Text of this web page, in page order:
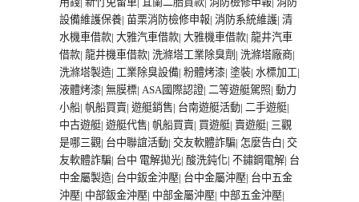
設備維護保養| 苗栗消防檢修申報| 消防系統維護| 清
水機車借款| 大雅汽車借款| 大雅機車借款| 龍井汽車
借款| 龍井機車借款| 洗滌塔工業除臭劑 | 洗滌塔廠商|
洗滌塔製造| 工業除臭設備| 粉體烤漆| 塗裝| 水標加工|
液體烤漆| 無膜標| ASA國際認證| 二等遊艇駕照| 動力
小船| 帆船買賣| 遊艇銷售| 台南遊艇活動| 二手遊艇|
中古遊艇| 遊艇代售| 帆船買賣| 買遊艇| 賣遊艇| 三觀
是哪三觀| 台中聯誼活動| 交友軟體詐騙| 怎麼告白| 交
友軟體詐騙| 台中 電解拋光| 酸洗鈍化| 不鏽鋼電解| 台
中金屬製造| 台中鈑金沖壓| 台中金屬沖壓| 台中五金
沖壓| 中部鈑金沖壓| 中部金屬沖壓| 中部五金沖壓|